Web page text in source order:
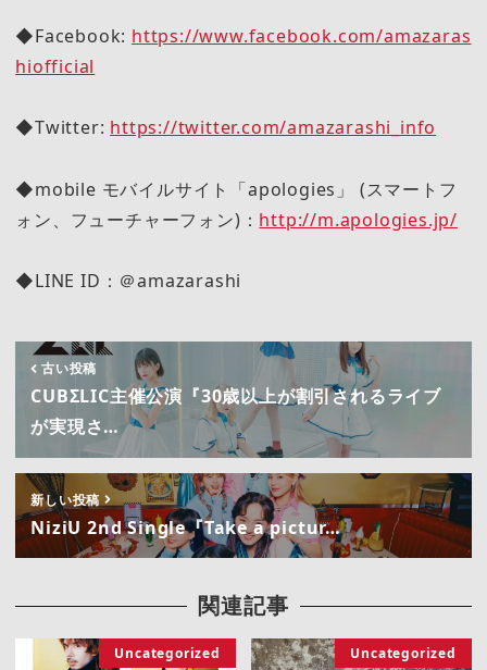
◆Facebook: https://www.facebook.com/amazaras
hiofficial
◆Twitter: https://twitter.com/amazarashi_info
◆mobile モバイルサイト「apologies」 (スマートフ
ォン、フューチャーフォン)： http://m.apologies.jp/
◆LINE ID：＠amazarashi
古い投稿
CUBΣLIC主催公演『30歳以上が割引されるライブ
が実現さ…
新しい投稿
NiziU 2nd Single『Take a pictur…
関連記事
Uncategorized Uncategorized